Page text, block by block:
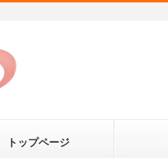
トップページ